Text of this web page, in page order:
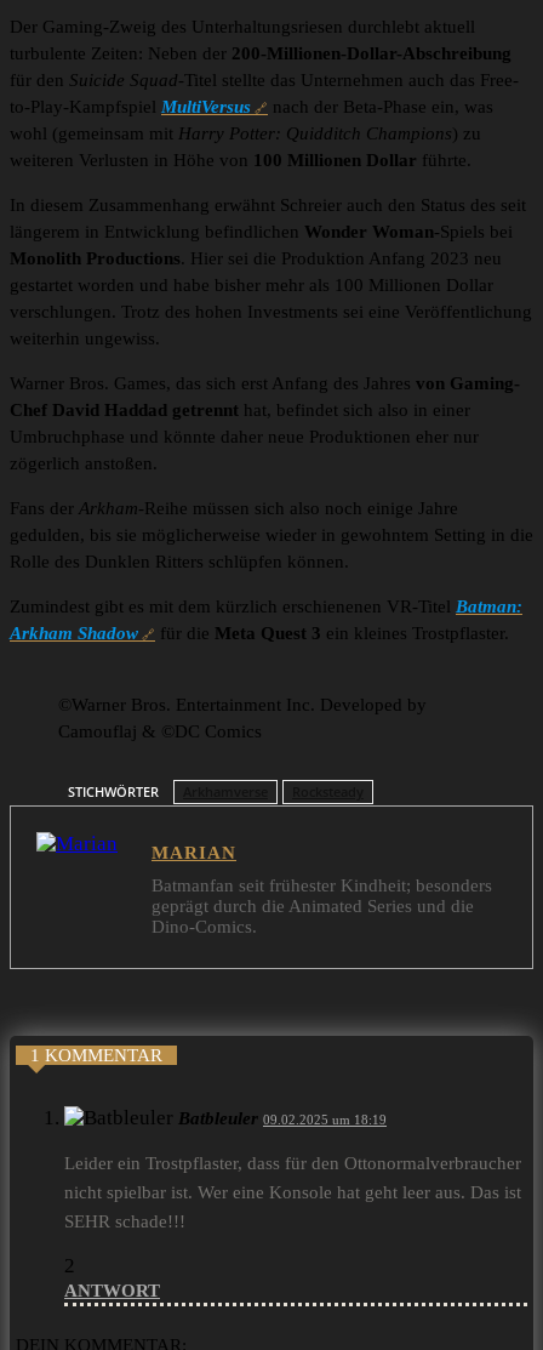
Der Gaming-Zweig des Unterhaltungsriesen durchlebt aktuell
turbulente Zeiten: Neben der 200-Millionen-Dollar-Abschreibung
für den Suicide Squad-Titel stellte das Unternehmen auch das Free-
to-Play-Kampfspiel MultiVersus
nach der Beta-Phase ein, was
wohl (gemeinsam mit Harry Potter: Quidditch Champions) zu
weiteren Verlusten in Höhe von 100 Millionen Dollar führte.
In diesem Zusammenhang erwähnt Schreier auch den Status des seit
längerem in Entwicklung befindlichen Wonder Woman-Spiels bei
Monolith Productions. Hier sei die Produktion Anfang 2023 neu
gestartet worden und habe bisher mehr als 100 Millionen Dollar
verschlungen. Trotz des hohen Investments sei eine Veröffentlichung
weiterhin ungewiss.
Warner Bros. Games, das sich erst Anfang des Jahres von Gaming-
Chef David Haddad getrennt hat, befindet sich also in einer
Umbruchphase und könnte daher neue Produktionen eher nur
zögerlich anstoßen.
Fans der Arkham-Reihe müssen sich also noch einige Jahre
gedulden, bis sie möglicherweise wieder in gewohntem Setting in die
Rolle des Dunklen Ritters schlüpfen können.
Zumindest gibt es mit dem kürzlich erschienenen VR-Titel Batman:
Arkham Shadow
für die Meta Quest 3 ein kleines Trostpflaster.
©Warner Bros. Entertainment Inc. Developed by
Camouflaj & ©DC Comics
STICHWÖRTER
MARIAN
Batmanfan seit frühester Kindheit; besonders
geprägt durch die Animated Series und die
Dino-Comics.
1 KOMMENTAR
Batbleuler 09.02.2025 um 18:19
Leider ein Trostpflaster, dass für den Ottonormalverbraucher
nicht spielbar ist. Wer eine Konsole hat geht leer aus. Das ist
SEHR schade!!!
2
ANTWORT
DEIN KOMMENTAR: